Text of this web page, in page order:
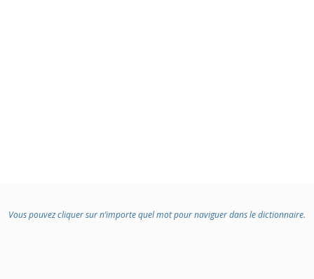
Vous pouvez cliquer sur n’importe quel mot pour naviguer dans le dictionnaire.